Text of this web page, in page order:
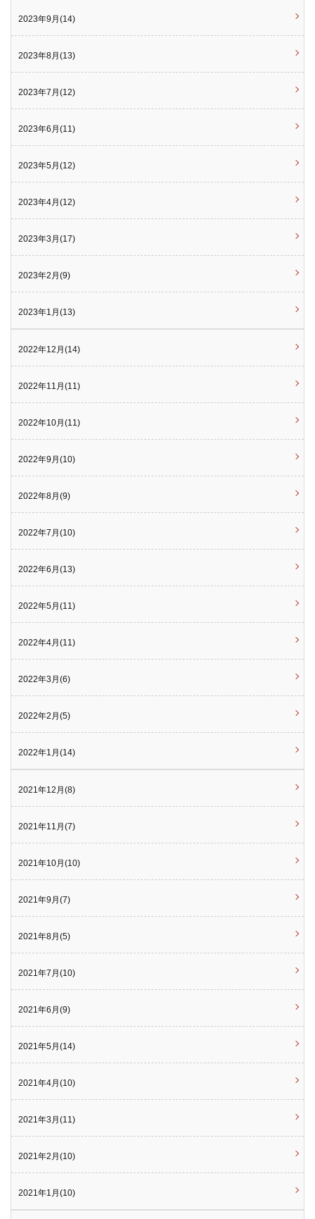
2023年9月(14)
2023年8月(13)
2023年7月(12)
2023年6月(11)
2023年5月(12)
2023年4月(12)
2023年3月(17)
2023年2月(9)
2023年1月(13)
2022年12月(14)
2022年11月(11)
2022年10月(11)
2022年9月(10)
2022年8月(9)
2022年7月(10)
2022年6月(13)
2022年5月(11)
2022年4月(11)
2022年3月(6)
2022年2月(5)
2022年1月(14)
2021年12月(8)
2021年11月(7)
2021年10月(10)
2021年9月(7)
2021年8月(5)
2021年7月(10)
2021年6月(9)
2021年5月(14)
2021年4月(10)
2021年3月(11)
2021年2月(10)
2021年1月(10)